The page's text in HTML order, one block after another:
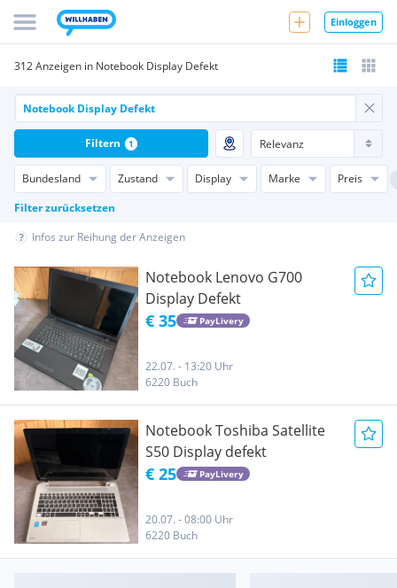
Einloggen
312 Anzeigen in Notebook Display Defekt
Bundesland Zustand Display Marke
Preis
Filter zurücksetzen
Filtern 1
Infos zur Reihung der Anzeigen
Notebook Lenovo G700
Display Defekt
€ 35 PayLivery
22.07. - 13:20 Uhr
6220 Buch
Notebook Toshiba Satellite
S50 Display defekt
€ 25 PayLivery
20.07. - 08:00 Uhr
6220 Buch